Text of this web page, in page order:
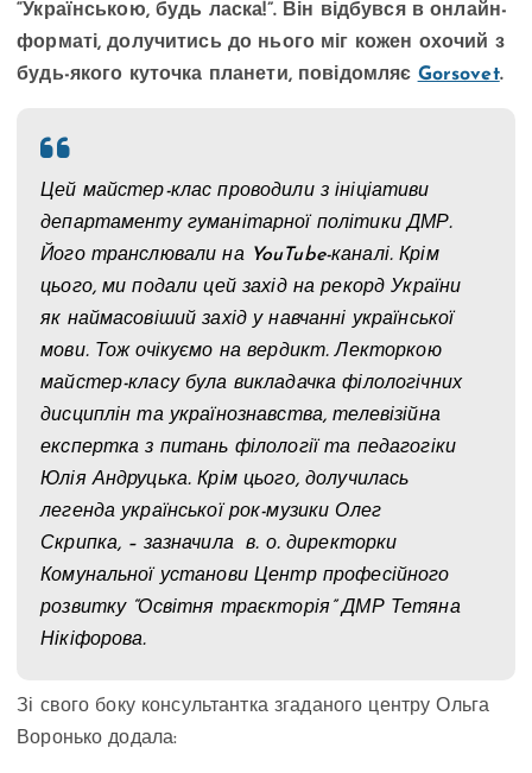
“Українською, будь ласка!”. Він відбувся в онлайн-
форматі, долучитись до нього міг кожен охочий з
будь-якого куточка планети, повідомляє Gorsovet.
Цей майстер-клас проводили з ініціативи
департаменту гуманітарної політики ДМР.
Його транслювали на YouTube-каналі. Крім
цього, ми подали цей захід на рекорд України
як наймасовіший захід у навчанні української
мови. Тож очікуємо на вердикт. Лекторкою
майстер-класу була викладачка філологічних
дисциплін та українознавства, телевізійна
експертка з питань філології та педагогіки
Юлія Андруцька. Крім цього, долучилась
легенда української рок-музики Олег
Скрипка, – зазначила в. о. директорки
Комунальної установи Центр професійного
розвитку “Освітня траєкторія” ДМР Тетяна
Нікіфорова.
Зі свого боку консультантка згаданого центру Ольга
Воронько додала: